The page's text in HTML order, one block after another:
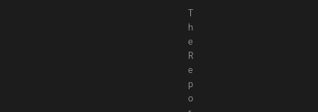
T
h
e
R
e
p
o